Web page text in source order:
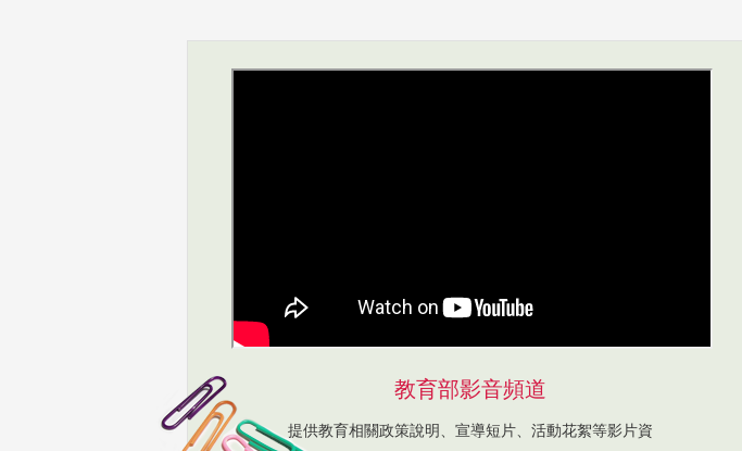
教育部影音頻道
提供教育相關政策說明、宣導短片、活動花絮等影片資